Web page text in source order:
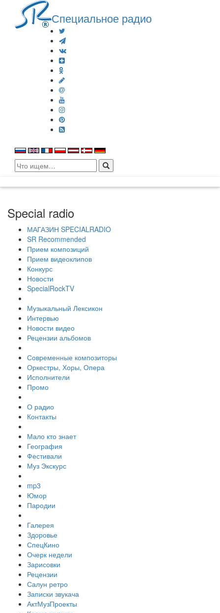
Специальное радио
Search
for:
Special radio
МАГАЗИН SPECIALRADIO
SR Recommended
Прием композиций
Прием видеоклипов
Конкурс
Новости
SpecialRockTV
Музыкальный Лексикон
Интервью
Новости видео
Рецензии альбомов
Современные композиторы
Оркестры, Хоры, Опера
Исполнители
Промо
О радио
Контакты
Мало кто знает
География
Фестивали
Муз Экскурс
mp3
Юмор
Пародии
Галерея
Здоровье
СпецКино
Очерк недели
Зарисовки
Рецензии
Салун ретро
Записки звукача
АктМузПроекты